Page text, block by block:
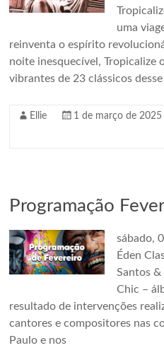
uma
reinventa o espírito
noite inesquecível, Tropicalize
vibrantes de 23 clássicos
Ellie 1 de março de 2025
Programação
sábado,
Éden
Santos &
Chic –
resultado de intervenções
cantores e compositores nas
Paulo e nos